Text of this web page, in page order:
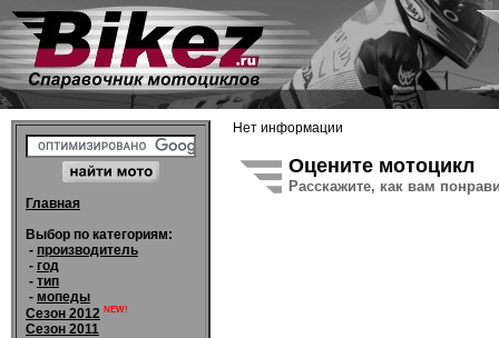
Главная
Выбор по категориям:
- производитель
- год
- тип
- мопеды
Сезон 2012 NEW!
Сезон 2011
Нет информации
Оцените мотоцикл
Расскажите, как вам